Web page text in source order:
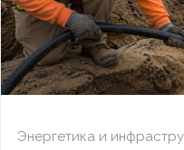
Энергетика и